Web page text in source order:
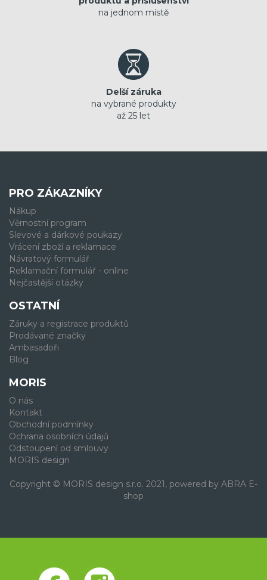
na jednom místě
Delší záruka
na vybrané produkty
až 25 let
PRO ZÁKAZNÍKY
Nákup
Věrnostní program
Slevové a dárkové poukazy
Vrácení zboží a reklamace
Návratový formulář
Reklamační formulář - online
Nejčastější otázky
OSTATNÍ
Záruky a registrace produktů
Prodávané značky
Ambasadoři
Blog
MORIS
O nás
Kontakt
Obchodní podmínky
Ochrana osobních údajů
Odstoupení od smlouvy
MORIS design
Copyright © MORIS design s.r.o. 2021, powered by ABRA E-
shop